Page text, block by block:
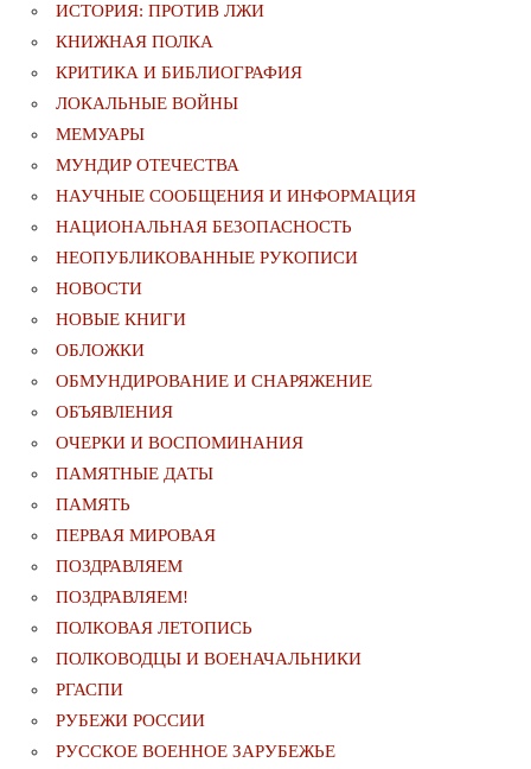
ИСТОРИЯ: ПРОТИВ ЛЖИ
КНИЖНАЯ ПОЛКА
КРИТИКА И БИБЛИОГРАФИЯ
ЛОКАЛЬНЫЕ ВОЙНЫ
МЕМУАРЫ
МУНДИР ОТЕЧЕСТВА
НАУЧНЫЕ СООБЩЕНИЯ И ИНФОРМАЦИЯ
НАЦИОНАЛЬНАЯ БЕЗОПАСНОСТЬ
НЕОПУБЛИКОВАННЫЕ РУКОПИСИ
НОВОСТИ
НОВЫЕ КНИГИ
ОБЛОЖКИ
ОБМУНДИРОВАНИЕ И СНАРЯЖЕНИЕ
ОБЪЯВЛЕНИЯ
ОЧЕРКИ И ВОСПОМИНАНИЯ
ПАМЯТНЫЕ ДАТЫ
ПАМЯТЬ
ПЕРВАЯ МИРОВАЯ
ПОЗДРАВЛЯЕМ
ПОЗДРАВЛЯЕМ!
ПОЛКОВАЯ ЛЕТОПИСЬ
ПОЛКОВОДЦЫ И ВОЕНАЧАЛЬНИКИ
РГАСПИ
РУБЕЖИ РОССИИ
РУССКОЕ ВОЕННОЕ ЗАРУБЕЖЬЕ